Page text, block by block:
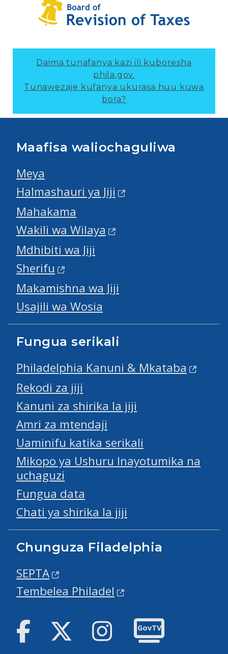
Daima tunafanya kazi ili kuboresha
phila.gov.
Tunawezaje kufanya ukurasa huu kuwa
bora?
Maafisa waliochaguliwa
Meya
Halmashauri ya Jiji
Mahakama
Wakili wa Wilaya
Mdhibiti wa Jiji
Sherifu
Makamishna wa Jiji
Usajili wa Wosia
Fungua serikali
Philadelphia Kanuni & Mkataba
Rekodi za jiji
Kanuni za shirika la jiji
Amri za mtendaji
Uaminifu katika serikali
Mikopo ya Ushuru Inayotumika na
uchaguzi
Fungua data
Chati ya shirika la jiji
Chunguza Filadelphia
SEPTA
Tembelea Philadel
Facebook Twitter Instagram
GovTV